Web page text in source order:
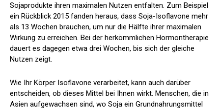
Sojaprodukte ihren maximalen Nutzen entfalten. Zum Beispiel
ein Rückblick 2015 fanden heraus, dass Soja-Isoflavone mehr
als 13 Wochen brauchen, um nur die Hälfte ihrer maximalen
Wirkung zu erreichen. Bei der herkömmlichen Hormontherapie
dauert es dagegen etwa drei Wochen, bis sich der gleiche
Nutzen zeigt.
Wie Ihr Körper Isoflavone verarbeitet, kann auch darüber
entscheiden, ob dieses Mittel bei Ihnen wirkt. Menschen, die in
Asien aufgewachsen sind, wo Soja ein Grundnahrungsmittel